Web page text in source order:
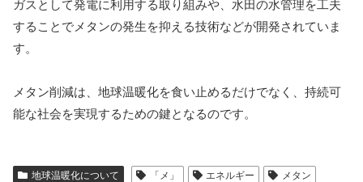
ガスとして発電に利用する取り組みや、水田の水管理を工夫
することでメタンの発生を抑える技術などが開発されていま
す。
メタン削減は、地球温暖化を食い止めるだけでなく、持続可
能な社会を実現するための鍵となるのです。
地球温暖化について 「メ」 エネルギー
メタン